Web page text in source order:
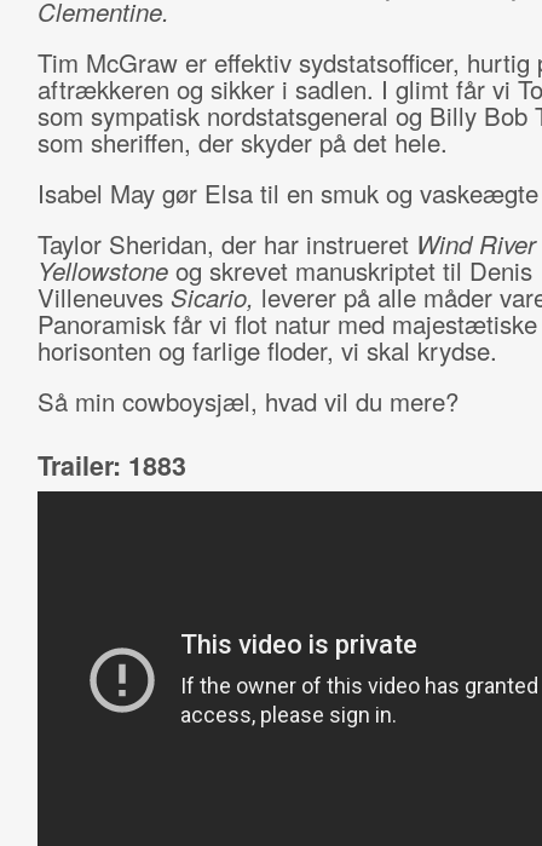
Clementine.
Tim McGraw er effektiv sydstatsofficer, hurtig
aftrækkeren og sikker i sadlen. I glimt får vi
som sympatisk nordstatsgeneral og Billy Bob
som sheriffen, der skyder på det hele.
Isabel May gør Elsa til en smuk og
Taylor Sheridan, der har instrueret Wind River
Yellowstone og skrevet manuskriptet til Denis
Villeneuves Sicario, leverer på alle måder
Panoramisk får vi flot natur med
horisonten og farlige floder, vi skal krydse.
Så min cowboysjæl, hvad vil du mere?
Trailer: 1883